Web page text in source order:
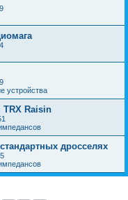
устройства
Raisin
дросселях